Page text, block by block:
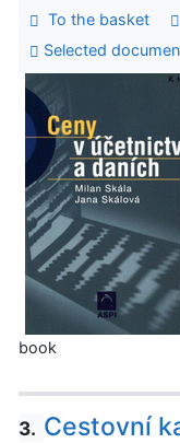
To the basket
Selected
book
3. Cestovní